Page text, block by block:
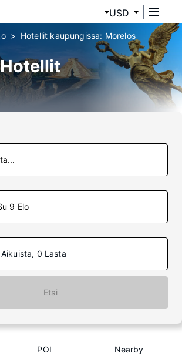
USD
Hotellit kaupungissa: Morelos
9 Elo
0 Lasta
Etsi
POI Nearby